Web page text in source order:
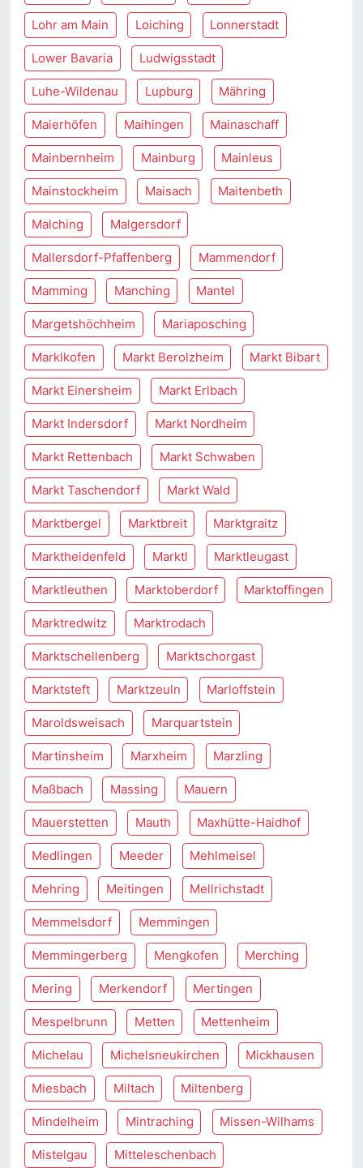
Lohr am Main Loiching Lonnerstadt
Lower Bavaria Ludwigsstadt
Luhe-Wildenau Lupburg Mähring
Maierhöfen Maihingen Mainaschaff
Mainbernheim Mainburg Mainleus
Mainstockheim Maisach Maitenbeth
Malching Malgersdorf
Mallersdorf-Pfaffenberg Mammendorf
Mamming Manching Mantel
Margetshöchheim Mariaposching
Marklkofen Markt Berolzheim Markt Bibart
Markt Einersheim Markt Erlbach
Markt Indersdorf Markt Nordheim
Markt Rettenbach Markt Schwaben
Markt Taschendorf Markt Wald
Marktbergel Marktbreit Marktgraitz
Marktheidenfeld Marktl Marktleugast
Marktleuthen Marktoberdorf Marktoffingen
Marktredwitz Marktrodach
Marktschellenberg Marktschorgast
Marktsteft Marktzeuln Marloffstein
Maroldsweisach Marquartstein
Martinsheim Marxheim Marzling
Maßbach Massing Mauern
Mauerstetten Mauth Maxhütte-Haidhof
Medlingen Meeder Mehlmeisel
Mehring Meitingen Mellrichstadt
Memmelsdorf Memmingen
Memmingerberg Mengkofen Merching
Mering Merkendorf Mertingen
Mespelbrunn Metten Mettenheim
Michelau Michelsneukirchen Mickhausen
Miesbach Miltach Miltenberg
Mindelheim Mintraching Missen-Wilhams
Mistelgau Mitteleschenbach